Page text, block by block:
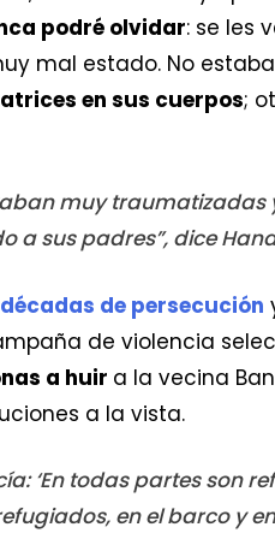
podré olvidar: se les
mal estado. No
en sus cuerpos;
muy
a sus padres”, dice
de persecución
de violencia
a huir a la vecina
a la vista.
‘En todas partes son
en el barco y